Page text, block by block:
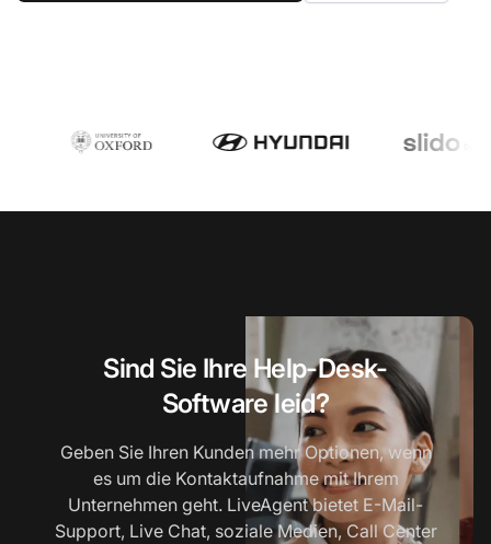
Sind Sie Ihre Help-Desk-
Software leid?
Geben Sie Ihren Kunden mehr Optionen, wenn
es um die Kontaktaufnahme mit Ihrem
Unternehmen geht. LiveAgent bietet E-Mail-
Support, Live Chat, soziale Medien, Call Center